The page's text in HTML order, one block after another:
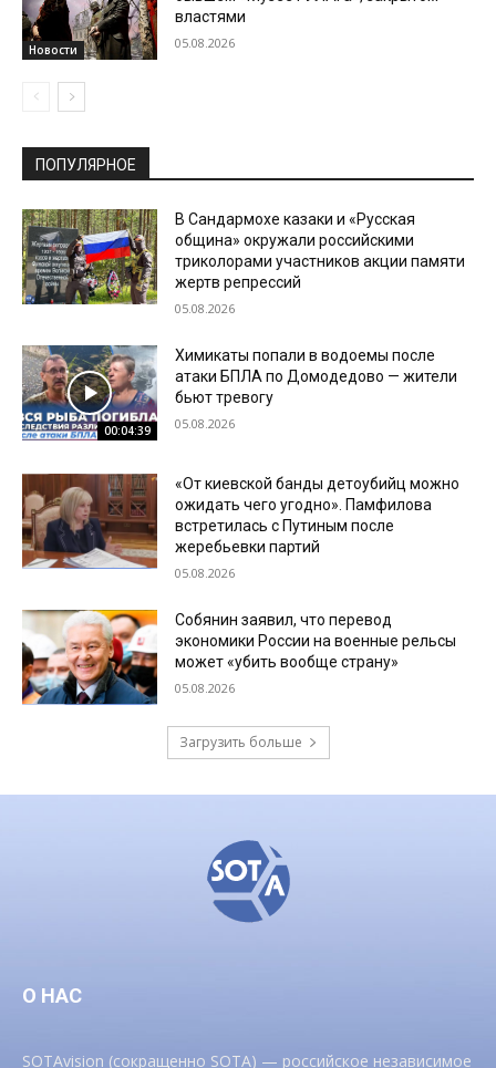
Новости
властями
05.08.2026
ПОПУЛЯРНОЕ
В Сандармохе казаки и «Русская
община» окружали российскими
триколорами участников акции памяти
жертв репрессий
05.08.2026
00:04:39
Химикаты попали в водоемы после
атаки БПЛА по Домодедово — жители
бьют тревогу
05.08.2026
«От киевской банды детоубийц можно
ожидать чего угодно». Памфилова
встретилась с Путиным после
жеребьевки партий
05.08.2026
Собянин заявил, что перевод
экономики России на военные рельсы
может «убить вообще страну»
05.08.2026
Загрузить больше
О НАС
SOTAvision (сокращенно SOTA) — российское независимое